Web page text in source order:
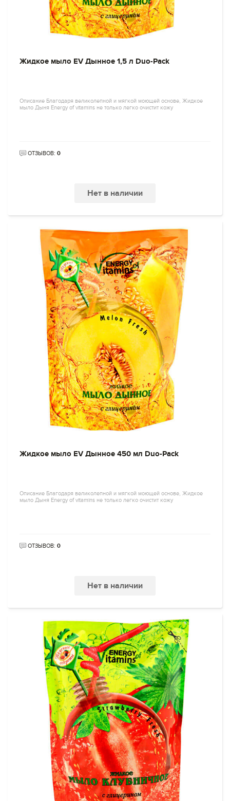
Жидкое мыло EV Дынное 1,5 л Duo-Pack
Описание Благодаря великолепной и мягкой моющей основе, Жидкое
мыло Дыня Energy of vitamins не только легко очистит кожу
ОТЗЫВОВ: 0
Нет в наличии
Жидкое мыло EV Дынное 450 мл Duo-Pack
Описание Благодаря великолепной и мягкой моющей основе, Жидкое
мыло Дыня Energy of vitamins не только легко очистит кожу
ОТЗЫВОВ: 0
Нет в наличии